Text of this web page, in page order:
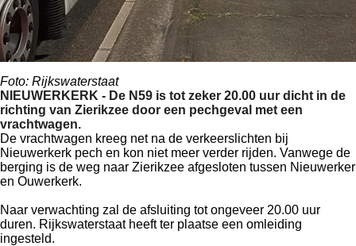
Foto: Rijkswaterstaat
NIEUWERKERK - De N59 is tot zeker 20.00 uur dicht in de
richting van Zierikzee door een pechgeval met een
vrachtwagen.
De vrachtwagen kreeg net na de verkeerslichten bij
Nieuwerkerk pech en kon niet meer verder rijden. Vanwege de
berging is de weg naar Zierikzee afgesloten tussen Nieuwerker
en Ouwerkerk.
Naar verwachting zal de afsluiting tot ongeveer 20.00 uur
duren. Rijkswaterstaat heeft ter plaatse een omleiding
ingesteld.